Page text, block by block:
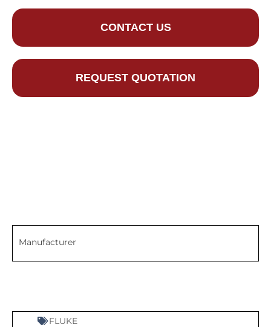
CONTACT US
REQUEST QUOTATION
Manufacturer
FLUKE